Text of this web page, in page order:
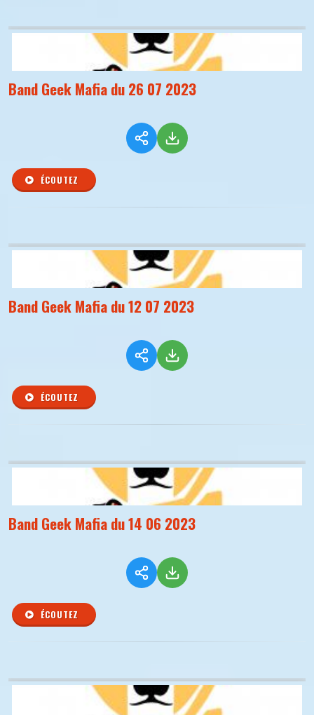
Band Geek Mafia du 26 07 2023
ÉCOUTEZ
Band Geek Mafia du 12 07 2023
ÉCOUTEZ
Band Geek Mafia du 14 06 2023
ÉCOUTEZ